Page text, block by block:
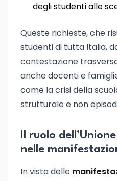
degli studenti alle
Queste richieste, che
studenti di tutta Italia,
contestazione
anche docenti e
come la crisi della
strutturale e non
Il ruolo
nelle
In vista delle